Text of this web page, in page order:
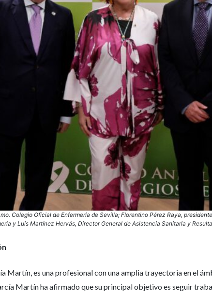
Colegio Oficial de Enfermería de Sevilla; Florentino Pérez Raya,
y Luis Martínez Hervás, Director General de Asistencia Sanitaria y
Martín, es una profesional con una amplia trayectoria en el
Martín ha afirmado que su principal objetivo es seguir